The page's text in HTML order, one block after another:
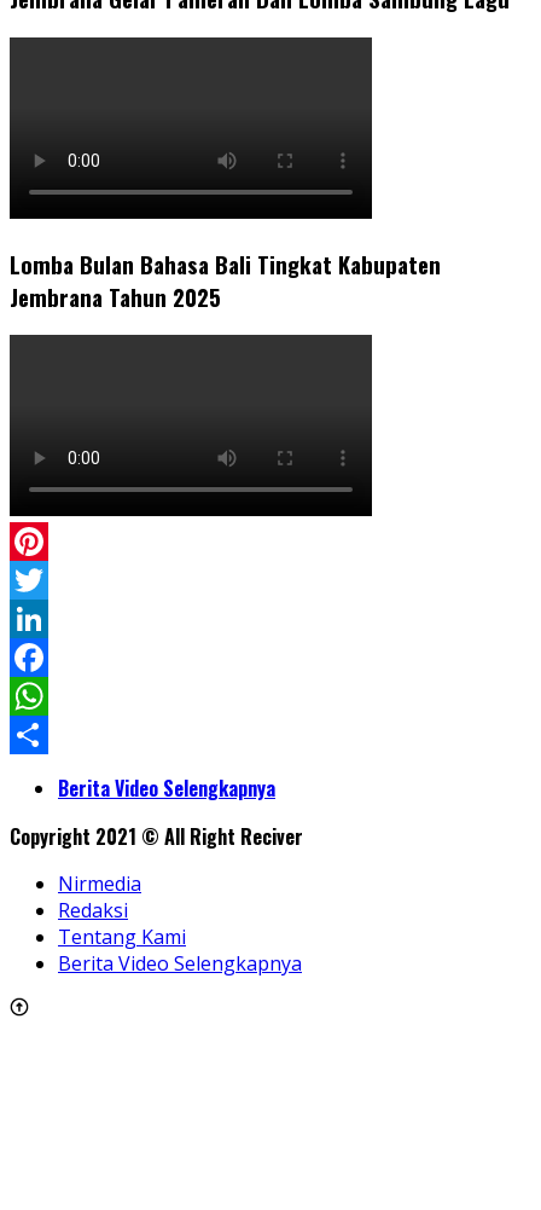
Lomba Bulan Bahasa Bali Tingkat Kabupaten
Jembrana Tahun 2025
Pinterest
Twitter
LinkedIn
Facebook
WhatsApp
ShareBerita Video Selengkapnya
Copyright 2021 © All Right Reciver
Nirmedia
Redaksi
Tentang Kami
Berita Video Selengkapnya